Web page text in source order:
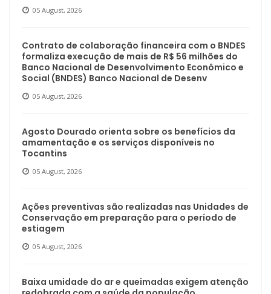
05 August, 2026
Contrato de colaboração financeira com o BNDES
formaliza execução de mais de R$ 56 milhões do
Banco Nacional de Desenvolvimento Econômico e
Social (BNDES) Banco Nacional de Desenv
05 August, 2026
Agosto Dourado orienta sobre os benefícios da
amamentação e os serviços disponíveis no
Tocantins
05 August, 2026
Ações preventivas são realizadas nas Unidades de
Conservação em preparação para o período de
estiagem
05 August, 2026
Baixa umidade do ar e queimadas exigem atenção